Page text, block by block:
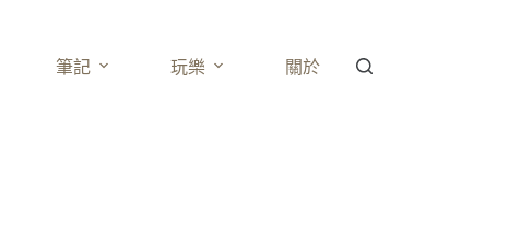
筆記 玩樂 關於